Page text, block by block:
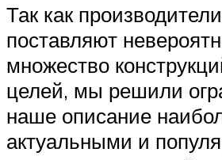
Так как
поставляют
множество
целей, мы решили
наше описание
актуальными и